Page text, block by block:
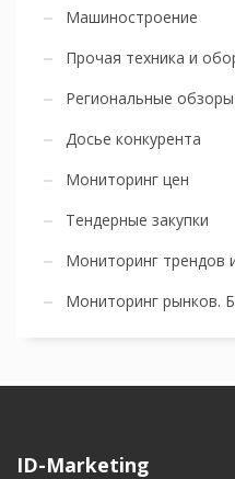
Машиностроение
Прочая техника и
Региональные обзоры
Досье конкурента
Мониторинг цен
Тендерные закупки
Мониторинг трендов
Мониторинг рынков.
ID-Marketing